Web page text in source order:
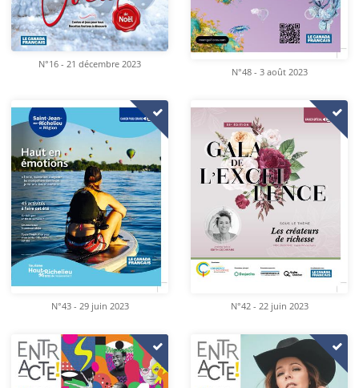
N°16 - 21 décembre 2023
N°48 - 3 août 2023
N°43 - 29 juin 2023 N°42 - 22 juin 2023